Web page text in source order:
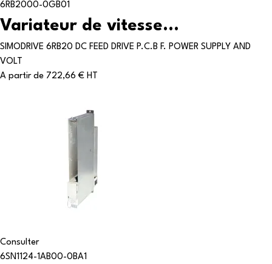
6RB2000-0GB01
Variateur de vitesse...
SIMODRIVE 6RB20 DC FEED DRIVE P.C.B F. POWER SUPPLY AND
VOLT
A partir de 722,66 € HT
Consulter
6SN1124-1AB00-0BA1